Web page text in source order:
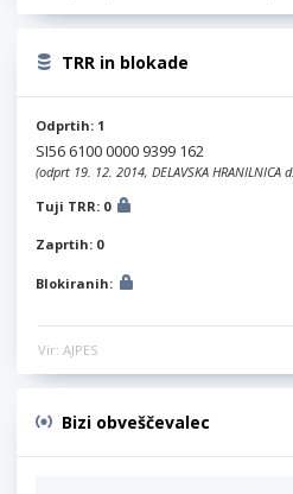
TRR in blokade
Odprtih: 1
SI56 6100 0000 9399 162
(odprt 19. 12. 2014, DELAVSKA HRANILNICA
Tuji TRR: 0
Zaprtih: 0
Blokiranih:
Vir: AJPES
Bizi obveščevalec